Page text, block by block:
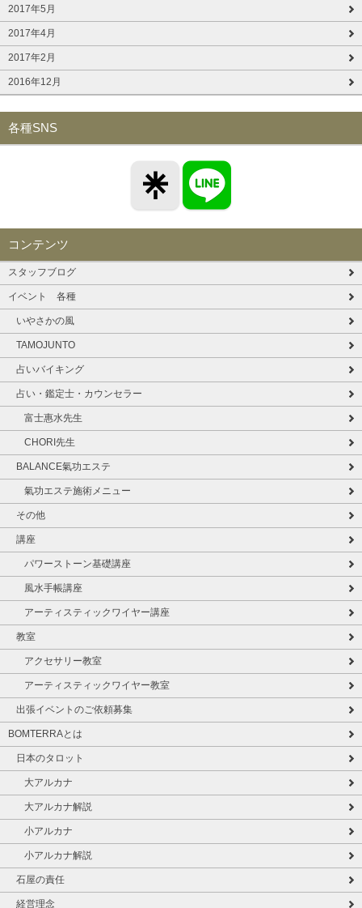
2017年5月
2017年4月
2017年2月
2016年12月
各種SNS
コンテンツ
スタッフブログ
イベント 各種
いやさかの風
TAMOJUNTO
占いバイキング
占い・鑑定士・カウンセラー
富士惠水先生
CHORI先生
BALANCE氣功エステ
氣功エステ施術メニュー
その他
講座
パワーストーン基礎講座
風水手帳講座
アーティスティックワイヤー講座
教室
アクセサリー教室
アーティスティックワイヤー教室
出張イベントのご依頼募集
BOMTERRAとは
日本のタロット
大アルカナ
大アルカナ解説
小アルカナ
小アルカナ解説
石屋の責任
経営理念